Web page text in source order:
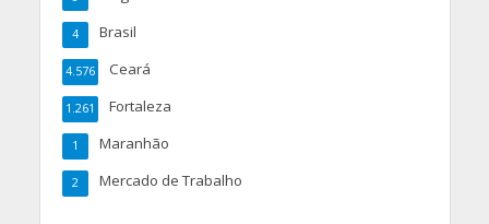
Brasil
4
Ceará
4.576
Fortaleza
1.261
Maranhão
1
Mercado de Trabalho
2